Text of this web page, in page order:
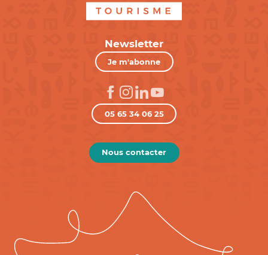
Newsletter
Je m'abonne
05 65 34 06 25
Nous contacter